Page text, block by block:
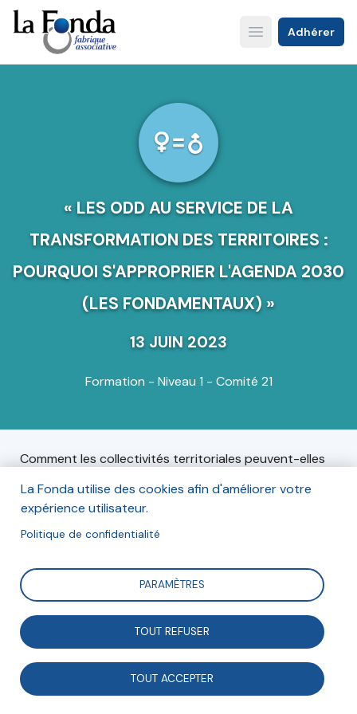
Aller
au
contenu
principal
Open main menu
Adhérer
« LES ODD AU SERVICE DE LA
TRANSFORMATION DES TERRITOIRES :
POURQUOI S'APPROPRIER L'AGENDA 2030
(LES FONDAMENTAUX) »
13 JUIN 2023
Formation - Niveau 1 - Comité 21
Comment les collectivités territoriales peuvent-elles
une formation sur deux jours, les 13 et 14 juin 2023,
pour les élu‧es locaux, agent‧es territoriaux et affiliés.
Cette première journée « les fondamentaux »
ODD et de les mettre en perspective avec les enjeux
des collectivités.
Informations
Le mardi 13 juin 2023,
La Fonda utilise des cookies afin d'améliorer votre
expérience utilisateur.
Politique de confidentialité
PARAMÈTRES
TOUT REFUSER
TOUT ACCEPTER